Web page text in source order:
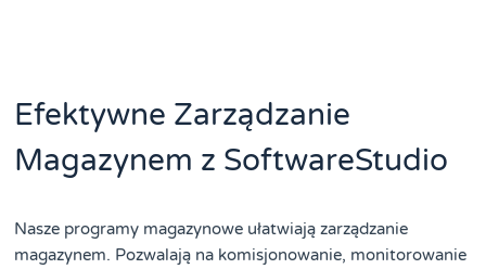
Efektywne Zarządzanie
Magazynem z SoftwareStudio
Nasze programy magazynowe ułatwiają zarządzanie
magazynem. Pozwalają na komisjonowanie, monitorowanie